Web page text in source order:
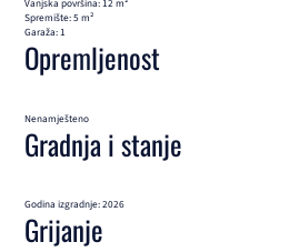
Vanjska površina: 12 m²
Spremište: 5 m²
Garaža: 1
Opremljenost
Nenamješteno
Gradnja i stanje
Godina izgradnje: 2026
Grijanje